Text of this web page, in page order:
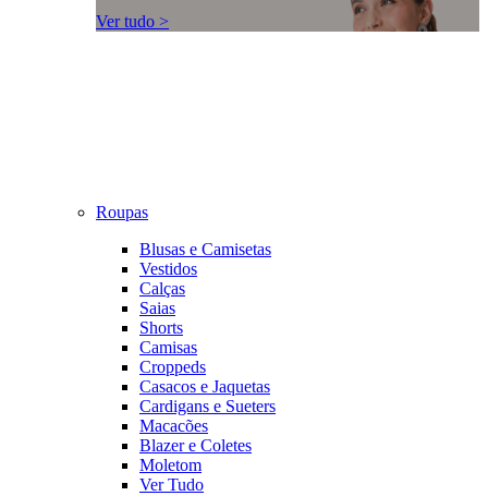
Ver tudo >
Roupas
Blusas e Camisetas
Vestidos
Calças
Saias
Shorts
Camisas
Croppeds
Casacos e Jaquetas
Cardigans e Sueters
Macacões
Blazer e Coletes
Moletom
Ver Tudo